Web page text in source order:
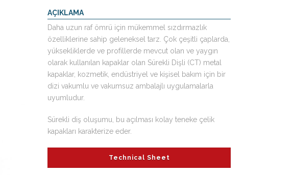
AÇIKLAMA
Daha uzun raf ömrü için mükemmel sızdırmazlık
özelliklerine sahip geleneksel tarz. Çok çeşitli çaplarda,
yüksekliklerde ve profillerde mevcut olan ve yaygın
olarak kullanılan kapaklar olan Sürekli Dişli (CT) metal
kapaklar, kozmetik, endüstriyel ve kişisel bakım için bir
dizi vakumlu ve vakumsuz ambalajlı uygulamalarla
uyumludur.
Sürekli diş oluşumu, bu açılması kolay teneke çelik
kapakları karakterize eder.
Technical Sheet